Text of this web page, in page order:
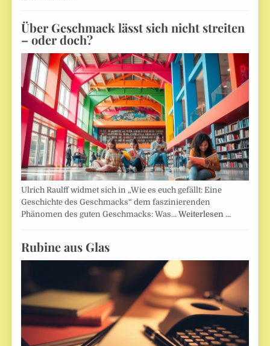
Über Geschmack lässt sich nicht streiten
– oder doch?
Ulrich Raulff widmet sich in „Wie es euch gefällt: Eine
Geschichte des Geschmacks“ dem faszinierenden
Phänomen des guten Geschmacks: Was…Weiterlesen …
Rubine aus Glas